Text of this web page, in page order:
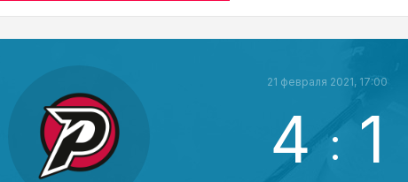
21 февраля 2021, 17:00
4 : 1